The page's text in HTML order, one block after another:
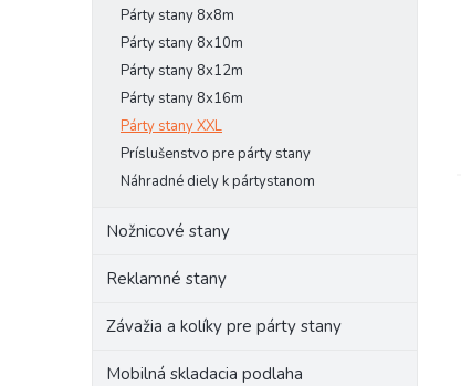
Párty stany 8x8m
Párty stany 8x10m
Párty stany 8x12m
Párty stany 8x16m
Párty stany XXL
Príslušenstvo pre párty stany
Náhradné diely k pártystanom
Nožnicové stany
Reklamné stany
Závažia a kolíky pre párty stany
Mobilná skladacia podlaha